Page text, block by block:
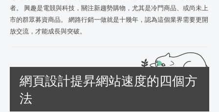
者。 興趣是電競與科技，關注新趨勢購物，尤其是冷門商品、或尚未上
市的群眾募資商品。 網路行銷一做就是十幾年，認為這個業界需要更開
放交流，才能成長與突破。
網頁設計提昇網站速度的四個方
法